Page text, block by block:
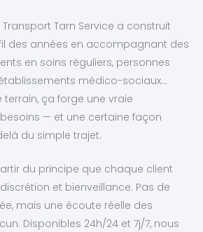
Transport Tarn Service a construit
des années en accompagnant des
en soins réguliers, personnes
médico-sociaux…
terrain, ça forge une vraie
— et une certaine façon
du simple trajet.
du principe que chaque client
et bienveillance. Pas de
mais une écoute réelle des
Disponibles 24h/24 et 7j/7, nous